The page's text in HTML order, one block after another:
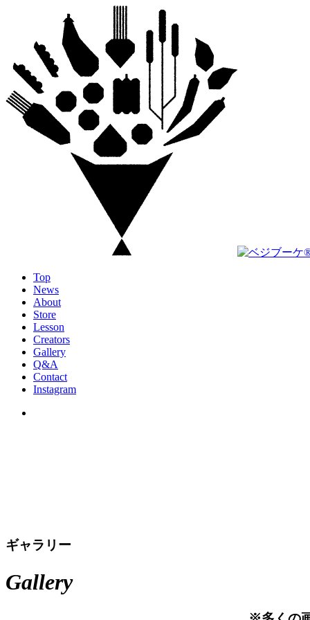
Top
News
About
Store
Lesson
Creators
Gallery
Q&A
Contact
Instagram
ギャラリー
Gallery